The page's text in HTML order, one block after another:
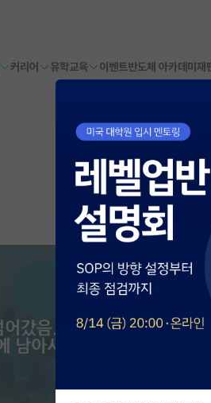
커리어 유학교육 이벤트반도체 아카데미 재